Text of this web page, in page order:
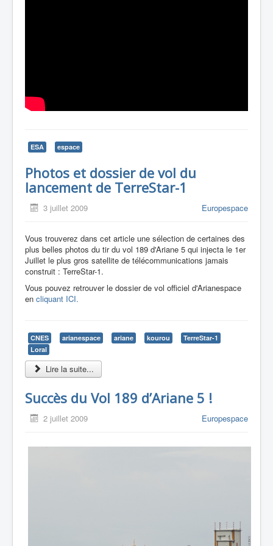
ESA espace
Photos et dossier de vol du
lancement de TerreStar-1
3 juillet 2009 Europespace
Vous trouverez dans cet article une sélection de certaines des
plus belles photos du tir du vol 189 d'Ariane 5 qui injecta le 1er
Juillet le plus gros satellite de télécommunications jamais
construit : TerreStar-1.
Vous pouvez retrouver le dossier de vol officiel d'Arianespace
en cliquant ICI.
CNES arianespace ariane kourou
TerreStar-1
Loral
Lire la suite...
Succès du Vol 189 d’Ariane 5 !
2 juillet 2009 Europespace